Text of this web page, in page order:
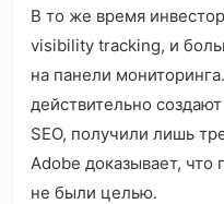
В то же время
visibility tracking, и
на панели
действительно
SEO, получили лишь
Adobe доказывает, что
не были целью.